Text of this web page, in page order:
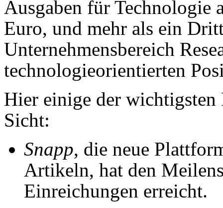
Ausgaben für
Euro, und mehr als ein
Unternehmensbereich
technologieorientierten
Hier einige der wichtigsten
Sicht:
Snapp, die neue
Artikeln, hat den
Einreichungen erreicht.